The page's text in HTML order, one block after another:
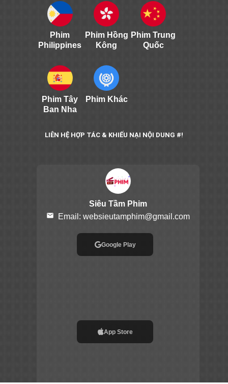
Phim
Philippines
Phim Hồng
Kông
Phim Trung
Quốc
Phim Tây
Ban Nha
Phim Khác
LIÊN HỆ HỢP TÁC & KHIẾU NẠI NỘI DUNG #!
Siêu Tầm Phim
email Email: websieutamphim@gmail.com
Google Play
App Store